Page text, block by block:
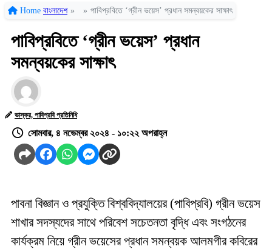
Home বাংলাদেশ » » পাবিপ্রবিতে ‘গ্রীন ভয়েস’ প্রধান সমন্বয়কের সাক্ষাৎ
পাবিপ্রবিতে ‘গ্রীন ভয়েস’ প্রধান
সমন্বয়কের সাক্ষাৎ
ভাস্কর, পাবিপ্রবি প্রতিনিধি
সোমবার, ৪ নভেম্বর ২০২৪ - ১০:২২ অপরাহ্ন
পাবনা বিজ্ঞান ও প্রযুক্তি বিশ্ববিদ্যালয়ের (পাবিপ্রবি) গ্রীন ভয়েস
শাখার সদস্যদের সাথে পরিবেশ সচেতনতা বৃদ্ধি এবং সংগঠনের
কার্যক্রম নিয়ে গ্রীন ভয়েসের প্রধান সমন্বয়ক আলমগীর কবিরের